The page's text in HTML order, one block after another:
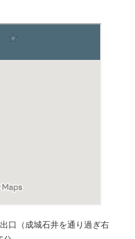
口（成城石井を通り過ぎ右